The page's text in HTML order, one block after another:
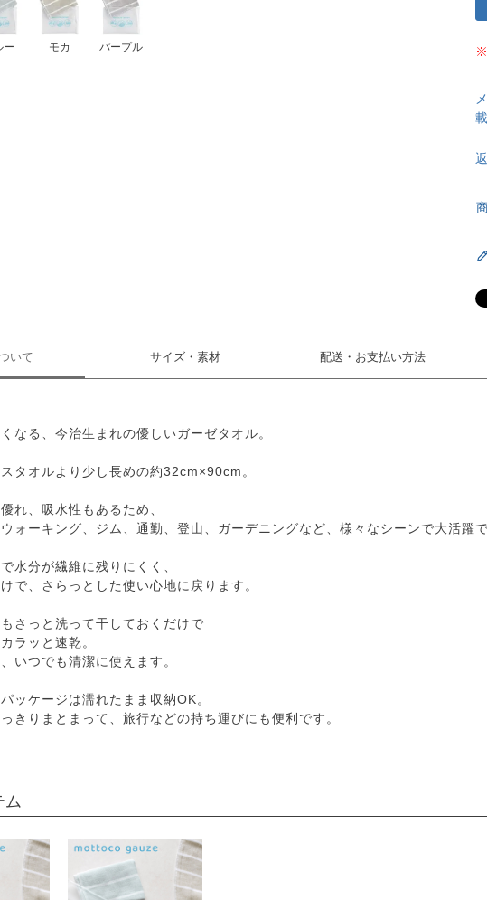
ー モカ パープル
いて サイズ・素材 配送・お支払い方法
なる、今治生まれの優しいガーゼタオル。
タオルより少し長めの約32cm×90cm。
れ、吸水性もあるため、
ォーキング、ジム、通勤、登山、ガーデニングなど、様々なシーンで大活躍で
水分が繊維に残りにくく、
で、さらっとした使い心地に戻ります。
さっと洗って干しておくだけで
ラッと速乾。
いつでも清潔に使えます。
ッケージは濡れたまま収納OK。
きりまとまって、旅行などの持ち運びにも便利です。
ム